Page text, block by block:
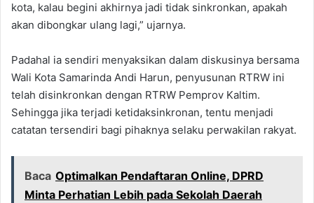
kota, kalau begini akhirnya jadi tidak sinkronkan, apakah
akan dibongkar ulang lagi,” ujarnya.
Padahal ia sendiri menyaksikan dalam diskusinya bersama
Wali Kota Samarinda Andi Harun, penyusunan RTRW ini
telah disinkronkan dengan RTRW Pemprov Kaltim.
Sehingga jika terjadi ketidaksinkronan, tentu menjadi
catatan tersendiri bagi pihaknya selaku perwakilan rakyat.
Baca Optimalkan Pendaftaran Online, DPRD
Minta Perhatian Lebih pada Sekolah Daerah